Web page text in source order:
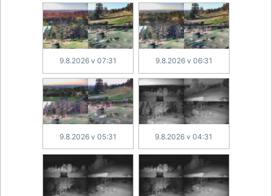
9.8.2026 v 07:31 9.8.2026 v 06:31
9.8.2026 v 05:31 9.8.2026 v 04:31